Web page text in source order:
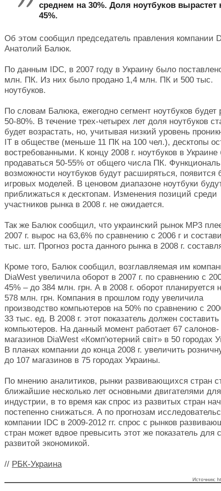
среднем на 30%. Доля ноутбуков вырастет
45%.
Об этом сообщил председатель правления компании
Анатолий Балюк.
По данным IDC, в 2007 году в Украину было
млн. ПК. Из них было продано 1,4 млн. ПК и 500 тыс.
ноутбуков.
По словам Балюка, ежегодно сегмент ноутбуков будет
50-80%. В течение трех-четырех лет доля ноутбуков
будет возрастать, но, учитывая низкий уровень
IT в обществе (меньше 11 ПК на 100 чел.), десктопы
востребованными. К концу 2008 г. ноутбуков в Украине
продаваться 50-55% от общего числа ПК.
возможности ноутбуков будут расширяться, появится
игровых моделей. В ценовом диапазоне ноутбуки
приближаться к десктопам. Изменения позиций среди
участников рынка в 2008 г. не ожидается.
Так же Балюк сообщил, что украинский рынок MP3
2007 г. вырос на 63,6% по сравнению с 2006 г и
тыс. шт. Прогноз роста данного рынка в 2008 г.
Кроме того, Балюк сообщил, возглавляемая им
DiaWest увеличила оборот в 2007 г. по сравнению с
45% – до 384 млн. грн. А в 2008 г. оборот планируется
578 млн. грн. Компания в прошлом году увеличила
производство компьютеров на 50% по сравнению с
33 тыс. ед. В 2008 г. этот показатель должен
компьютеров. На данный момент работает 67 салонов-
магазинов DiaWest «Комп'ютерний світ» в 50 городах
В планах компании до конца 2008 г. увеличить
до 107 магазинов в 75 городах Украины.
По мнению аналитиков, рынки развивающихся стран
ближайшие несколько лет основными двигателями
индустрии, в то время как спрос из развитых стран
постепенно снижаться. А по прогнозам
компании IDC в 2009-2012 гг. спрос с рынков
стран может вдвое превысить этот же показатель для
развитой экономикой.
// РБК-Украина
Источник: